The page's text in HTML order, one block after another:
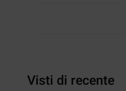
Visti di recente